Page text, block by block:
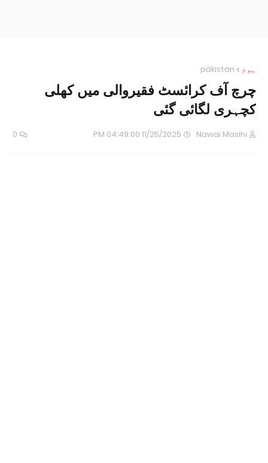
ہوم pakistan
چرچ آف کرائسٹ فقیروالی میں کھلی
کچہری لگائی گئی
Nawai Masihi
11/25/2025 04:49:00 PM
0